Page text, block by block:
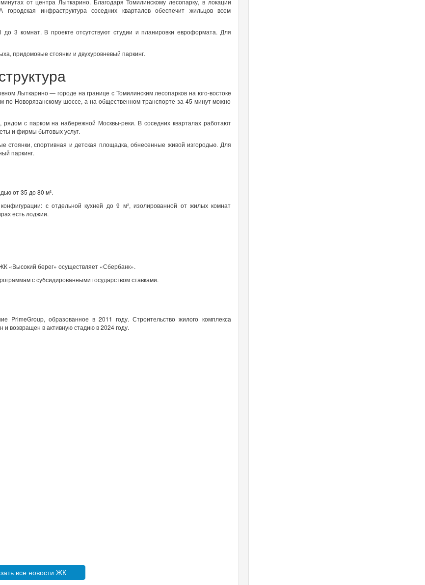
городская инфраструктура соседних кварталов обеспечит жильцов всем
3 комнат. В проекте отсутствуют студии и планировки евроформата. Для
придомовые стоянки и двухуровневый паркинг.
Лыткарино — городе на границе с Томилинским лесопарков на юго-востоке
Новорязанскому шоссе, а на общественном транспорте за 45 минут можно
с парком на набережной Москвы-реки. В соседних кварталах работают
и фирмы бытовых услуг.
стоянки, спортивная и детская площадка, обнесенные живой изгородью. Для
паркинг.
от 35 до 80 м².
с отдельной кухней до 9 м², изолированной от жилых комнат
есть лоджии.
«Высокий берег» осуществляет «Сбербанк».
с субсидированными государством ставками.
PrimeGroup, образованное в 2011 году. Строительство жилого комплекса
возвращен в активную стадию в 2024 году.
все новости ЖК